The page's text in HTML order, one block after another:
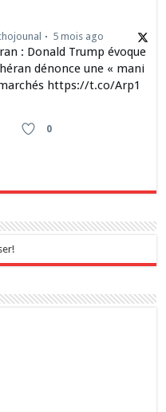
5 mois ago
: Donald Trump évoque
dénonce une « mani
https://t.co/Arp1
0